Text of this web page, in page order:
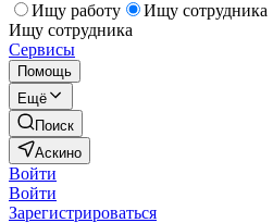
Ищу работу
Ищу сотрудника
Ищу сотрудника
Сервисы
Помощь
Ещё
Поиск
Аскино
Войти
Войти
Зарегистрироваться